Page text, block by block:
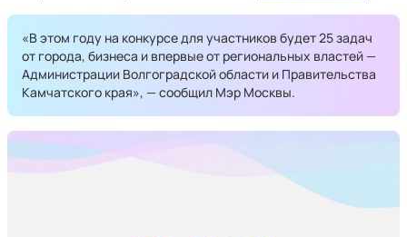
«В этом году на конкурсе для участников будет 25 задач
от города, бизнеса и впервые от региональных властей —
Администрации Волгоградской области и Правительства
Камчатского края», — сообщил Мэр Москвы.